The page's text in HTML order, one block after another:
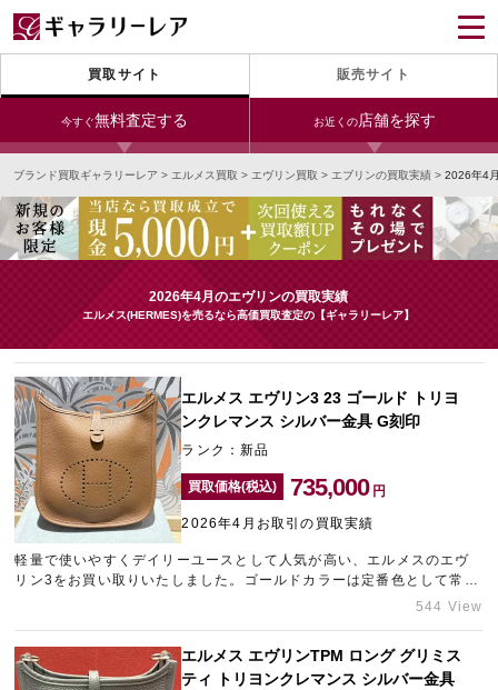
買取サイト 販売サイト
今すぐ無料査定する お近くの店舗を探す
今すぐLINE査定
24時間受付（対応時間10:00～19:00）
宅配買取を申し込む
無料の宅配キットをお届けします
今すぐ電話査定
受付時間 10:00～19:00
銀座本店 青山表参道店 新宿東口店
小田急新宿店
心斎橋本店 東心斎橋店 梅田店
なんば店 神戸元町(三宮)店 LAB大阪
中野ブロードウェイ
宅配買取を申し込む
無料の宅配キットをお届けします
ブランド買取ギャラリーレア > エルメス買取 > エヴリン買取 > エブリンの買取実績 > 2026年4
2026年4月のエヴリンの買取実績
エルメス(HERMES)を売るなら高価買取査定の【ギャラリーレア】
エルメス エヴリン3 23 ゴールド トリヨ
ンクレマンス シルバー金具 G刻印
ランク：新品
買取価格(税込) 735,000 円
2026年4月お取引の買取実績
軽量で使いやすくデイリーユースとして人気が高い、エルメスのエヴ
リン3をお買い取りいたしました。ゴールドカラーは定番色として常に
需要があり、お探しの方が多くいらっしゃいます。今回のお品物は新
上の査定額を提示させていただきました。お持ちのエルメスの査定額
が気になる方は、新宿東口エリアのブランド買取店「ギャラリーレア
544 View
エルメス エヴリンTPM ロング グリミス
ティ トリヨンクレマンス シルバー金具